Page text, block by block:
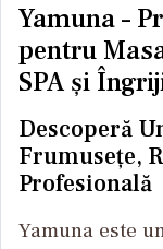
Yamuna –
pentru
SPA și
Descoperă
Frumusețe,
Profesională
Yamuna este